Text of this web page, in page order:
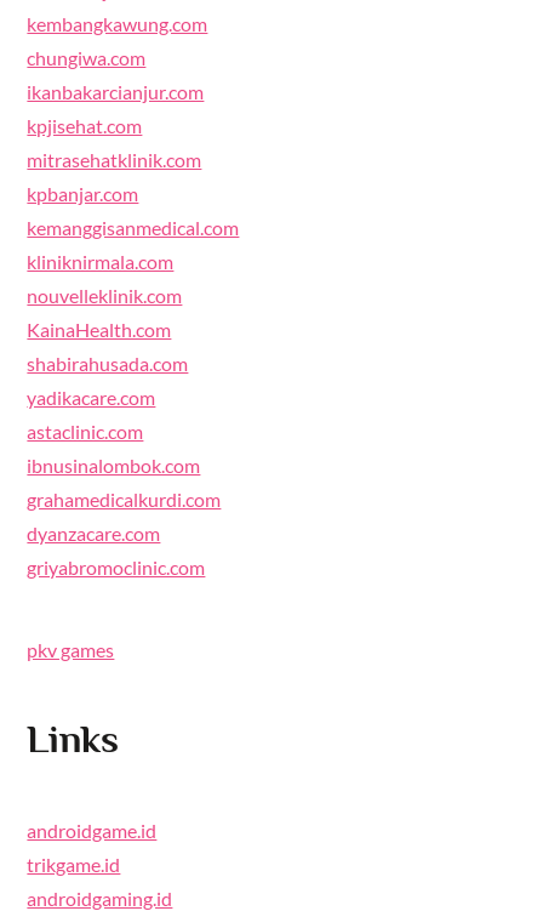
kembangkawung.com
chungiwa.com
ikanbakarcianjur.com
kpjisehat.com
mitrasehatklinik.com
kpbanjar.com
kemanggisanmedical.com
kliniknirmala.com
nouvelleklinik.com
KainaHealth.com
shabirahusada.com
yadikacare.com
astaclinic.com
ibnusinalombok.com
grahamedicalkurdi.com
dyanzacare.com
griyabromoclinic.com
pkv games
Links
androidgame.id
trikgame.id
androidgaming.id